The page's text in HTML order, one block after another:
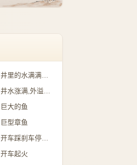
井里的水满满的是什么意思
巨大的鱼
巨型章鱼
开车踩刹车停不下来
开车起火